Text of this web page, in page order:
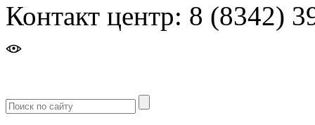
Контакт центр: 8 (8342)